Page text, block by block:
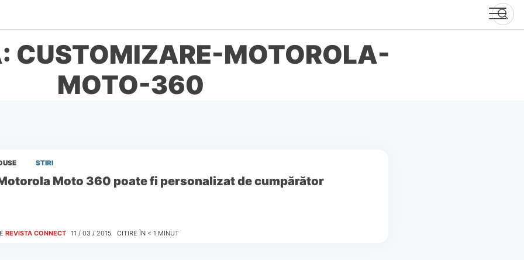
CUSTOMIZARE-MOTOROLA-
MOTO-360
STIRI
Moto 360 poate fi personalizat de cumpărător
REVISTA CONNECT 11 / 03 / 2015 CITIRE ÎN < 1 MINUT